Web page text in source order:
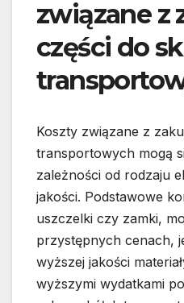
związane z
części do
Koszty związane z
transportowych mogą
zależności od rodzaju
jakości. Podstawowe
uszczelki czy zamki,
przystępnych cenach,
wyższej jakości
wyższymi wydatkami